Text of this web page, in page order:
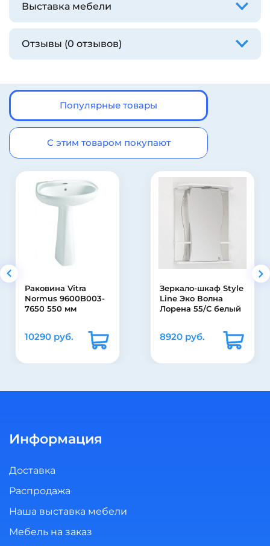
Выставка мебели
Отзывы (0 отзывов)
Популярные товары
С этим товаром покупают
Раковина Vitra
Normus 9600B003-
7650 550 мм
10290 руб.
Зеркало-шкаф Style
Line Эко Волна
Лорена 55/С белый
8920 руб.
Информация
Доставка
Распродажа
Наша выставка мебели
Мебель на заказ